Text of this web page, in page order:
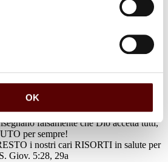
OK
Ministro Cristiano Ordinato
e prego per Voi! Se supplichiamo
Cristianesimo insegnato dal Signore
di pochi, e usciamo SUBITO
falsamente che Dio accetta tutti,
per sempre!
i nostri cari RISORTI in salute per
Giov. 5:28, 29a